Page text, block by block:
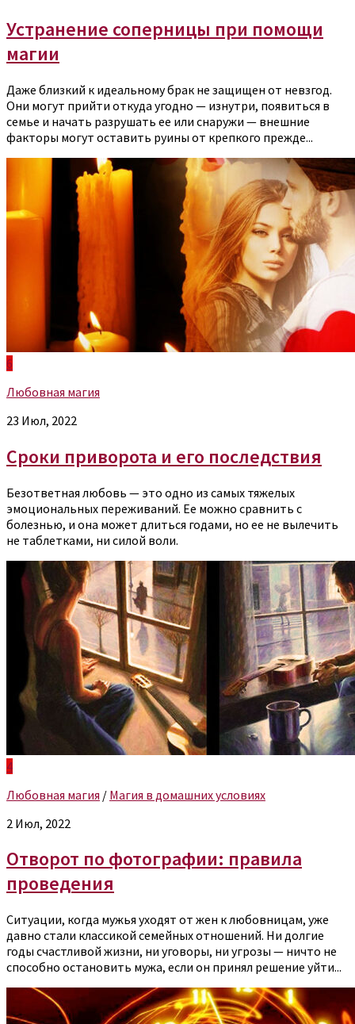
Устранение соперницы при помощи
магии
Даже близкий к идеальному брак не защищен от невзгод.
Они могут прийти откуда угодно — изнутри, появиться в
семье и начать разрушать ее или снаружи — внешние
факторы могут оставить руины от крепкого прежде...
6
Любовная магия
23 Июл, 2022
Сроки приворота и его последствия
Безответная любовь — это одно из самых тяжелых
эмоциональных переживаний. Ее можно сравнить с
болезнью, и она может длиться годами, но ее не вылечить
не таблетками, ни силой воли.
4
Любовная магия / Магия в домашних условиях
2 Июл, 2022
Отворот по фотографии: правила
проведения
Ситуации, когда мужья уходят от жен к любовницам, уже
давно стали классикой семейных отношений. Ни долгие
годы счастливой жизни, ни уговоры, ни угрозы — ничто не
способно остановить мужа, если он принял решение уйти...